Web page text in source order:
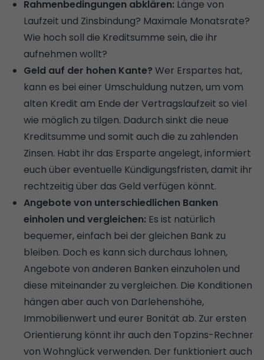
Rahmenbedingungen abklären: Länge von
Laufzeit und Zinsbindung? Maximale Monatsrate?
Wie hoch soll die Kreditsumme sein, die ihr
aufnehmen wollt?
Geld auf der hohen Kante? Wer Erspartes hat,
kann es bei einer Umschuldung nutzen, um vom
alten Kredit am Ende der Vertragslaufzeit so viel
wie möglich zu tilgen. Dadurch sinkt die neue
Kreditsumme und somit auch die zu zahlenden
Zinsen. Habt ihr das Ersparte angelegt, informiert
euch über eventuelle Kündigungsfristen, damit ihr
rechtzeitig über das Geld verfügen könnt.
Angebote von unterschiedlichen Banken
einholen und vergleichen: Es ist natürlich
bequemer, einfach bei der gleichen Bank zu
bleiben. Doch es kann sich durchaus lohnen,
Angebote von anderen Banken einzuholen und
diese miteinander zu vergleichen. Die Konditionen
hängen aber auch von Darlehenshöhe,
Immobilienwert und eurer Bonität ab. Zur ersten
Orientierung könnt ihr auch den Topzins-Rechner
von Wohnglück verwenden. Der funktioniert auch